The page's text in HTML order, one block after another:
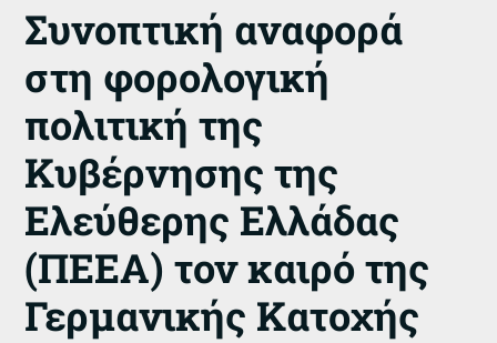
Συνοπτική αναφορά
στη φορολογική
πολιτική της
Κυβέρνησης της
Ελεύθερης Ελλάδας
(ΠΕΕΑ) τον καιρό της
Γερμανικής Κατοχής